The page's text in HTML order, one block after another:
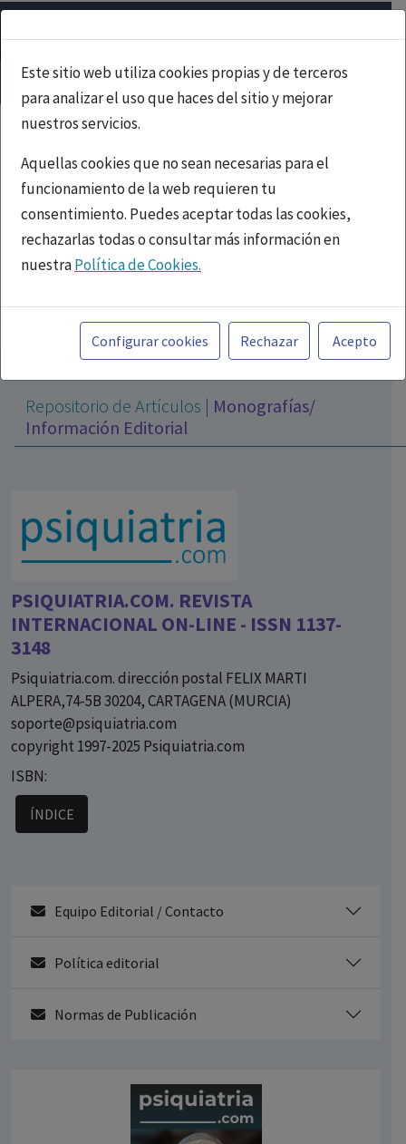
Este sitio web utiliza cookies propias y de terceros
para analizar el uso que haces del sitio y mejorar
nuestros servicios.
Aquellas cookies que no sean necesarias para el
funcionamiento de la web requieren tu
consentimiento. Puedes aceptar todas las cookies,
rechazarlas todas o consultar más información en
nuestraPolítica de Cookies.
Toda la información incluida en la Página Web está
referida a productos del mercado español y, por
tanto, dirigida a profesionales sanitarios legalmente
facultados para prescribir o dispensar medicamentos
con ejercicio profesional. La información técnica de los
fármacos se facilita a título meramente informativo,
caso concreto, el tratamiento más adecuado a las
necesidades del paciente.
Configurar cookies Rechazar Acepto
Repositorio de Artículos | Monografías/
Información Editorial
PSIQUIATRIA.COM. REVISTA
INTERNACIONAL ON-LINE - ISSN 1137-
3148
Psiquiatria.com. dirección postal FELIX MARTI
ALPERA,74-5B 30204, CARTAGENA (MURCIA)
soporte@psiquiatria.com
copyright 1997-2025 Psiquiatria.com
ISBN:
ÍNDICE
Equipo Editorial / Contacto
Política editorial
Normas de Publicación